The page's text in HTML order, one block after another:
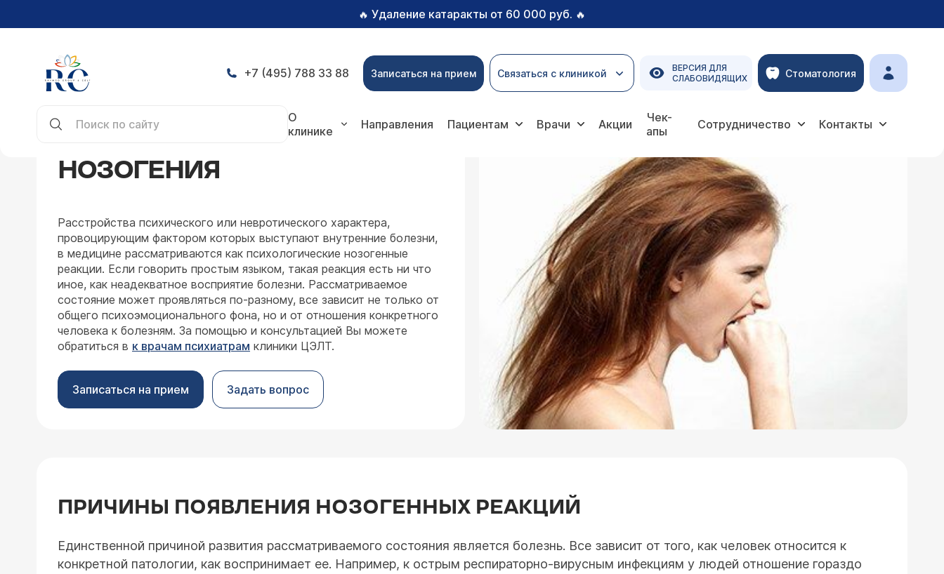
🔥 Удаление катаракты от 60 000 руб. 🔥
+7 (495) 788 33 88 Записаться на прием Связаться с клиникой
ВЕРСИЯ ДЛЯ
СЛАБОВИДЯЩИХ
Стоматология
О
клинике
Направления Пациентам Врачи Акции
Чек-
апы
Сотрудничество Контакты
НОЗОГЕНИЯ
Расстройства психического или невротического характера,
провоцирующим фактором которых выступают внутренние болезни,
в медицине рассматриваются как психологические нозогенные
реакции. Если говорить простым языком, такая реакция есть ни что
иное, как неадекватное восприятие болезни. Рассматриваемое
состояние может проявляться по-разному, все зависит не только от
общего психоэмоционального фона, но и от отношения конкретного
человека к болезням. За помощью и консультацией Вы можете
обратиться в к врачам психиатрам клиники ЦЭЛТ.
Записаться на прием Задать вопрос
ПРИЧИНЫ ПОЯВЛЕНИЯ НОЗОГЕННЫХ РЕАКЦИЙ
Единственной причиной развития рассматриваемого состояния является болезнь. Все зависит от того, как человек относится к
конкретной патологии, как воспринимает ее. Например, к острым респираторно-вирусным инфекциям у людей отношение гораздо